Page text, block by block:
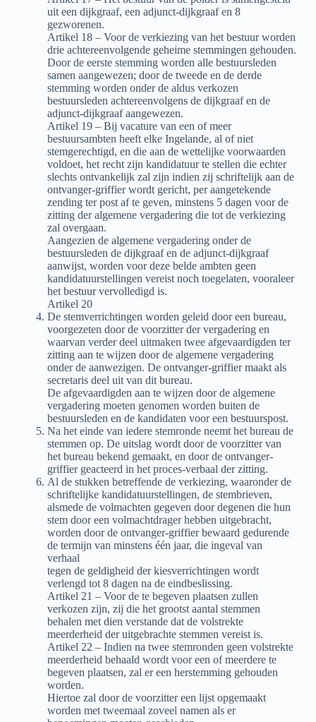
uit een dijkgraaf, een adjunct-dijkgraaf en 8
gezworenen.
Artikel 18 – Voor de verkiezing van het bestuur worden
drie achtereenvolgende geheime stemmingen gehouden.
Door de eerste stemming worden alle bestuursleden
samen aangewezen; door de tweede en de derde
stemming worden onder de aldus verkozen
bestuursleden achtereenvolgens de dijkgraaf en de
adjunct-dijkgraaf aangewezen.
Artikel 19 – Bij vacature van een of meer
bestuursambten heeft elke Ingelande, al of niet
stemgerechtigd, en die aan de wettelijke voorwaarden
voldoet, het recht zijn kandidatuur te stellen die echter
slechts ontvankelijk zal zijn indien zij schriftelijk aan de
ontvanger-griffier wordt gericht, per aangetekende
zending ter post af te geven, minstens 5 dagen voor de
zitting der algemene vergadering die tot de verkiezing
zal overgaan.
Aangezien de algemene vergadering onder de
bestuursleden de dijkgraaf en de adjunct-dijkgraaf
aanwijst, worden voor deze belde ambten geen
kandidatuurstellingen vereist noch toegelaten, vooraleer
het bestuur vervolledigd is.
Artikel 20
De stemverrichtingen worden geleid door een bureau,
voorgezeten door de voorzitter der vergadering en
waarvan verder deel uitmaken twee afgevaardigden ter
zitting aan te wijzen door de algemene vergadering
onder de aanwezigen. De ontvanger-griffier maakt als
secretaris deel uit van dit bureau.
De afgevaardigden aan te wijzen door de algemene
vergadering moeten genomen worden buiten de
bestuursleden en de kandidaten voor een bestuurspost.
Na het einde van iedere stemronde neemt het bureau de
stemmen op. De uitslag wordt door de voorzitter van
het bureau bekend gemaakt, en door de ontvanger-
griffier geacteerd in het proces-verbaal der zitting.
Al de stukken betreffende de verkiezing, waaronder de
schriftelijke kandidatuurstellingen, de stembrieven,
alsmede de volmachten gegeven door degenen die hun
stem door een volmachtdrager hebben uitgebracht,
worden door de ontvanger-griffier bewaard gedurende
de termijn van minstens één jaar, die ingeval van
verhaal
tegen de geldigheid der kiesverrichtingen wordt
verlengd tot 8 dagen na de eindbeslissing.
Artikel 21 – Voor de te begeven plaatsen zullen
verkozen zijn, zij die het grootst aantal stemmen
behalen met dien verstande dat de volstrekte
meerderheid der uitgebrachte stemmen vereist is.
Artikel 22 – Indien na twee stemronden geen volstrekte
meerderheid behaald wordt voor een of meerdere te
begeven plaatsen, zal er een herstemming gehouden
worden.
Hiertoe zal door de voorzitter een lijst opgemaakt
worden met tweemaal zoveel namen als er